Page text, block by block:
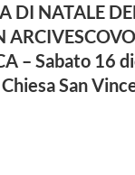
DI NATALE
– Sabato 16
San